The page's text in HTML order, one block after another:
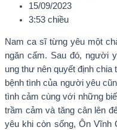
15/09/2023
3:53 chiều
Nam ca sĩ từng yêu một
ngăn cấm. Sau đó, người
ung thư nên quyết định
bệnh tình của người yêu
tình cảm cùng với những
trầm cảm và tăng cân lên
yêu khi còn sống, Ôn Vĩnh